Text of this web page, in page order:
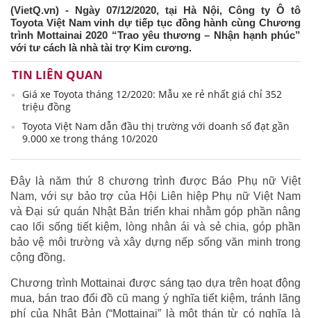
(VietQ.vn) - Ngày 07/12/2020, tại Hà Nội, Công ty Ô tô
Toyota Việt Nam vinh dự tiếp tục đồng hành cùng Chương
trình Mottainai 2020 “Trao yêu thương – Nhận hạnh phúc”
với tư cách là nhà tài trợ Kim cương.
TIN LIÊN QUAN
Giá xe Toyota tháng 12/2020: Mẫu xe rẻ nhất giá chỉ 352
triệu đồng
Toyota Việt Nam dẫn đầu thị trường với doanh số đạt gần
9.000 xe trong tháng 10/2020
Đây là năm thứ 8 chương trình được Báo Phụ nữ Việt
Nam, với sự bảo trợ của Hội Liên hiệp Phụ nữ Việt Nam
và Đại sứ quán Nhật Bản triển khai nhằm góp phần nâng
cao lối sống tiết kiệm, lòng nhân ái và sẻ chia, góp phần
bảo vệ môi trường và xây dựng nếp sống văn minh trong
cộng đồng.
Chương trình Mottainai được sáng tạo dựa trên hoạt động
mua, bán trao đổi đồ cũ mang ý nghĩa tiết kiệm, tránh lãng
phí của Nhật Bản (“Mottainai” là một thán từ có nghĩa là